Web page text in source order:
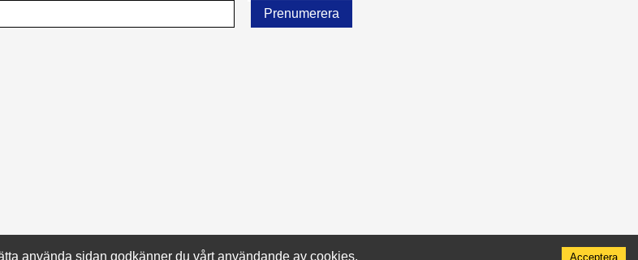
använda sidan godkänner du vårt användande av cookies. Acceptera
Prenumerera